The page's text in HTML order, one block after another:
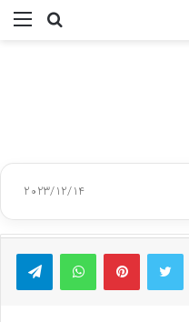
جستجو
2023/12/14
توییتر پینتریستواتس آپ